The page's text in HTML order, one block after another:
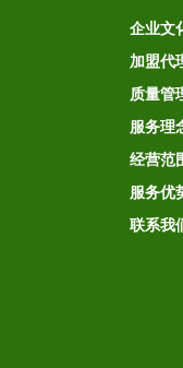
企业文
加盟代
质量管
服务理
经营范
服务优
联系我